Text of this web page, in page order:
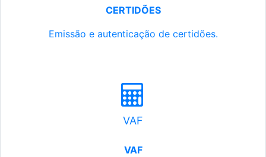
CERTIDÕES
Emissão e autenticação de certidões.
VAF
VAF